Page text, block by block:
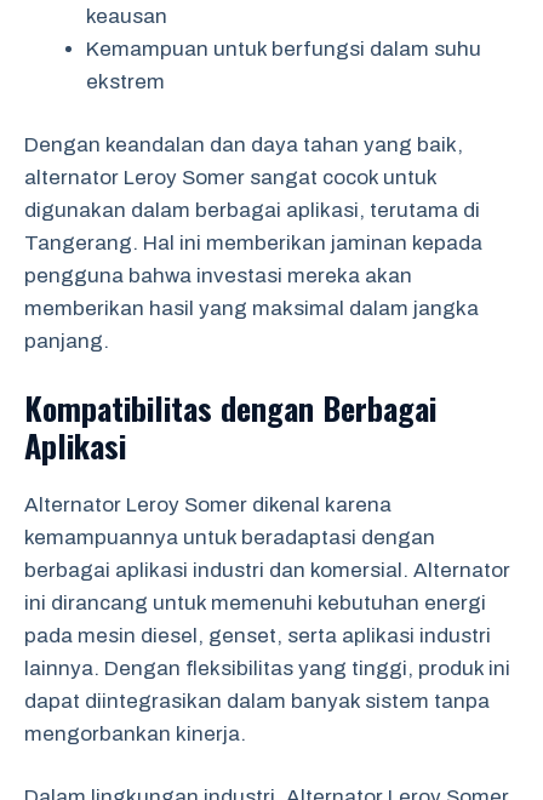
keausan
Kemampuan untuk berfungsi dalam suhu
ekstrem
Dengan keandalan dan daya tahan yang baik,
alternator Leroy Somer sangat cocok untuk
digunakan dalam berbagai aplikasi, terutama di
Tangerang. Hal ini memberikan jaminan kepada
pengguna bahwa investasi mereka akan
memberikan hasil yang maksimal dalam jangka
panjang.
Kompatibilitas dengan Berbagai
Aplikasi
Alternator Leroy Somer dikenal karena
kemampuannya untuk beradaptasi dengan
berbagai aplikasi industri dan komersial. Alternator
ini dirancang untuk memenuhi kebutuhan energi
pada mesin diesel, genset, serta aplikasi industri
lainnya. Dengan fleksibilitas yang tinggi, produk ini
dapat diintegrasikan dalam banyak sistem tanpa
mengorbankan kinerja.